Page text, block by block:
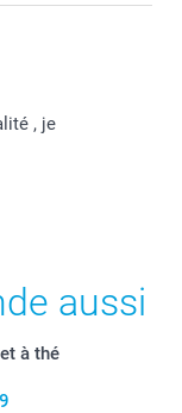
, je
aussi
à thé